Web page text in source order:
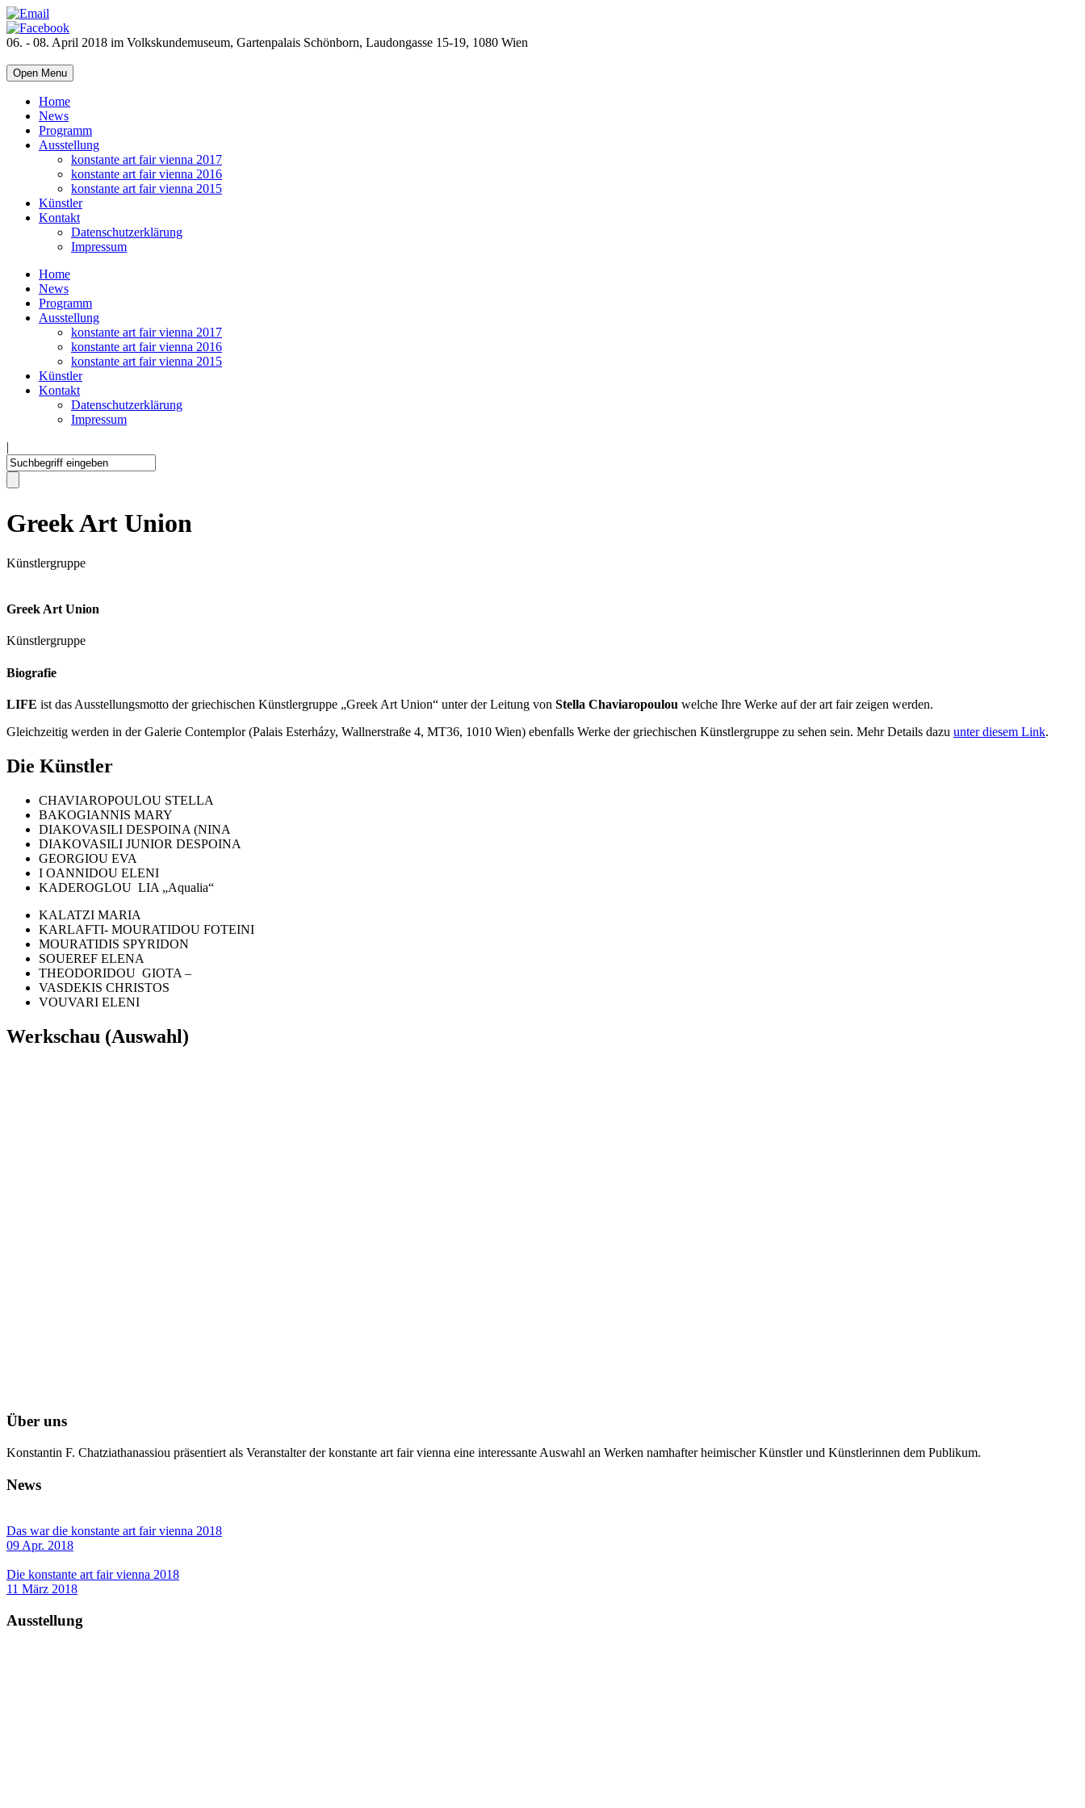
06. - 08. April 2018 im Volkskundemuseum, Gartenpalais Schönborn, Laudongasse 15-19, 1080 Wien
Open Menu
Home
News
Programm
Ausstellung
konstante art fair vienna 2017
konstante art fair vienna 2016
konstante art fair vienna 2015
Künstler
Kontakt
Datenschutzerklärung
Impressum
Home
News
Programm
Ausstellung
konstante art fair vienna 2017
konstante art fair vienna 2016
konstante art fair vienna 2015
Künstler
Kontakt
Datenschutzerklärung
Impressum
|
Greek Art Union
Künstlergruppe
Greek Art Union
Künstlergruppe
Biografie
LIFE ist das Ausstellungsmotto der griechischen Künstlergruppe „Greek Art Union“ unter der Leitung von Stella Chaviaropoulou welche Ihre Werke auf der art fair zeigen werden.
Gleichzeitig werden in der Galerie Contemplor (Palais Esterházy, Wallnerstraße 4, MT36, 1010 Wien) ebenfalls Werke der griechischen Künstlergruppe zu sehen sein. Mehr Details dazu unter diesem Link.
Die Künstler
CHAVIAROPOULOU STELLA
BAKOGIANNIS MARY
DIAKOVASILI DESPOINA (NINA
DIAKOVASILI JUNIOR DESPOINA
GEORGIOU EVA
I OANNIDOU ELENI
KADEROGLOU LIA „Aqualia“
KALATZI MARIA
KARLAFTI- MOURATIDOU FOTEINI
MOURATIDIS SPYRIDON
SOUEREF ELENA
THEODORIDOU GIOTA –
VASDEKIS CHRISTOS
VOUVARI ELENI
Werkschau (Auswahl)
Über uns
Konstantin F. Chatziathanassiou präsentiert als Veranstalter der konstante art fair vienna eine interessante Auswahl an Werken namhafter heimischer Künstler und Künstlerinnen dem Publikum.
News
Das war die konstante art fair vienna 2018
09 Apr. 2018
Die konstante art fair vienna 2018
11 März 2018
Ausstellung